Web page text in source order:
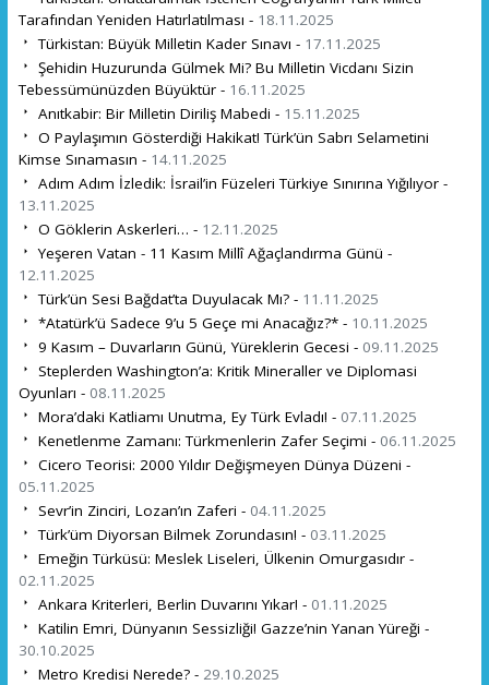
Tarafından Yeniden Hatırlatılması - 18.11.2025
Türkistan: Büyük Milletin Kader Sınavı - 17.11.2025
Şehidin Huzurunda Gülmek Mi? Bu Milletin Vicdanı Sizin
Tebessümünüzden Büyüktür - 16.11.2025
Anıtkabir: Bir Milletin Diriliş Mabedi - 15.11.2025
O Paylaşımın Gösterdiği Hakikat! Türk’ün Sabrı Selametini
Kimse Sınamasın - 14.11.2025
Adım Adım İzledik: İsrail’in Füzeleri Türkiye Sınırına Yığılıyor -
13.11.2025
O Göklerin Askerleri… - 12.11.2025
Yeşeren Vatan - 11 Kasım Millî Ağaçlandırma Günü -
12.11.2025
Türk’ün Sesi Bağdat’ta Duyulacak Mı? - 11.11.2025
*Atatürk’ü Sadece 9’u 5 Geçe mi Anacağız?* - 10.11.2025
9 Kasım – Duvarların Günü, Yüreklerin Gecesi - 09.11.2025
Steplerden Washington’a: Kritik Mineraller ve Diplomasi
Oyunları - 08.11.2025
Mora’daki Katliamı Unutma, Ey Türk Evladı! - 07.11.2025
Kenetlenme Zamanı: Türkmenlerin Zafer Seçimi - 06.11.2025
Cicero Teorisi: 2000 Yıldır Değişmeyen Dünya Düzeni -
05.11.2025
Sevr’in Zinciri, Lozan’ın Zaferi - 04.11.2025
Türk’üm Diyorsan Bilmek Zorundasın! - 03.11.2025
Emeğin Türküsü: Meslek Liseleri, Ülkenin Omurgasıdır -
02.11.2025
Ankara Kriterleri, Berlin Duvarını Yıkar! - 01.11.2025
Katilin Emri, Dünyanın Sessizliği! Gazze’nin Yanan Yüreği -
30.10.2025
Metro Kredisi Nerede? - 29.10.2025